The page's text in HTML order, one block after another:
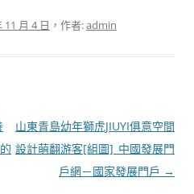
11 月 4 日 ，作者:admin
山東青島幼年獅虎JIUYI俱意空間
設計萌翻游客[組圖]_中國發展門
戶網－國家發展門戶 →